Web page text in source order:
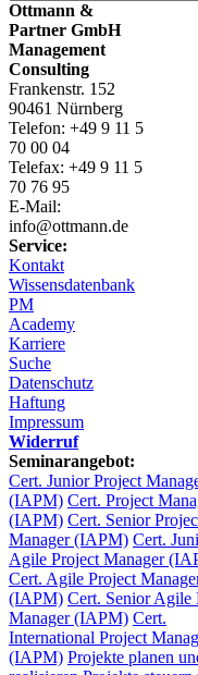
Ottmann &
Partner GmbH
Management
Consulting
Frankenstr. 152
90461 Nürnberg
Telefon: +49 9 11 5
70 00 04
Telefax: +49 9 11 5
70 76 95
E-Mail:
info@ottmann.de
Service:
Kontakt
Wissensdatenbank
PM
Academy
Karriere
Suche
Datenschutz
Haftung
Impressum
Widerruf
Seminarangebot:
Cert. Junior Project
(IAPM) Cert. Project
(IAPM) Cert. Senior
Manager (IAPM) Cert.
Agile Project Manager
Cert. Agile Project
(IAPM) Cert. Senior Agile
Manager (IAPM) Cert.
International Project
(IAPM) Projekte planen